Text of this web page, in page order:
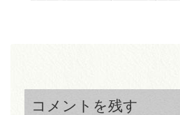
コメントを残す